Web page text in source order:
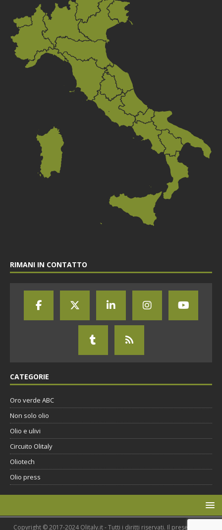
RIMANI IN CONTATTO
CATEGORIE
Oro verde ABC
Non solo olio
Olio e ulivi
Circuito Olitaly
Oliotech
Olio press
Copyright © 2017-2024 Olitaly.it - Tutti i diritti riservati. Il presente sito